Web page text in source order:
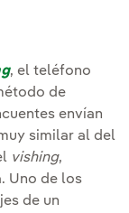
, el teléfono
de
envían
similar al del
vishing,
Uno de los
de un